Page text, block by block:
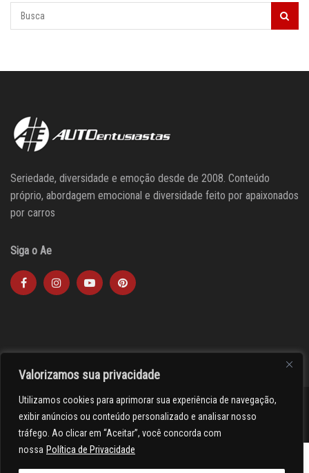
Valorizamos sua privacidade
Utilizamos cookies para aprimorar sua experiência de navegação,
exibir anúncios ou conteúdo personalizado e analisar nosso
tráfego. Ao clicar em “Aceitar”, você concorda com
nossa Política de Privacidade
Seriedade, diversidade e emoção desde de 2008. Conteúdo
próprio, abordagem emocional e diversidade feito por apaixonados
por carros
Siga o Ae
><(((º> 17